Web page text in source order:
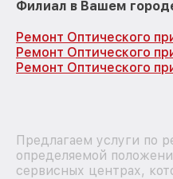
Филиал в Вашем
Ремонт Оптического
Ремонт Оптического
Ремонт Оптического
Предлагаем услуги по
определяемой
сервисных центрах,